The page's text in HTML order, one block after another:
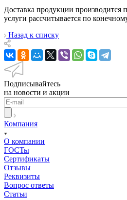
Доставка продукции производится
услуги рассчитывается по
Назад к списку
Подписывайтесь
на новости и акции
Компания
О компании
ГОСТы
Сертификаты
Отзывы
Реквизиты
Вопрос ответы
Статьи